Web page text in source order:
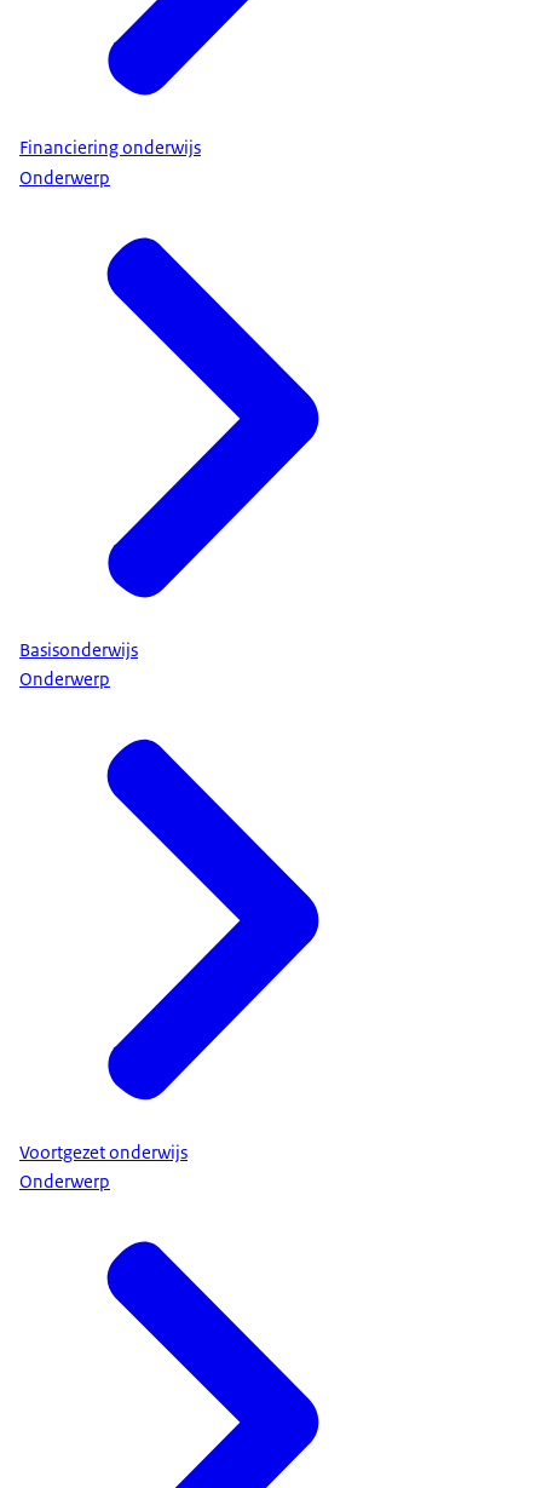
Financiering onderwijs
Onderwerp
Basisonderwijs
Onderwerp
Voortgezet onderwijs
Onderwerp